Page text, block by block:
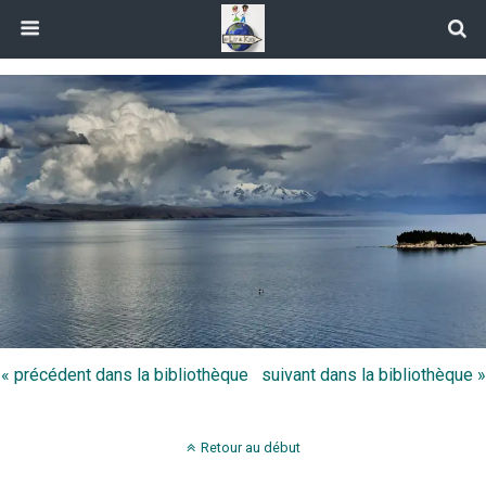
« précédent dans la bibliothèque suivant dans la bibliothèque »
Retour au début